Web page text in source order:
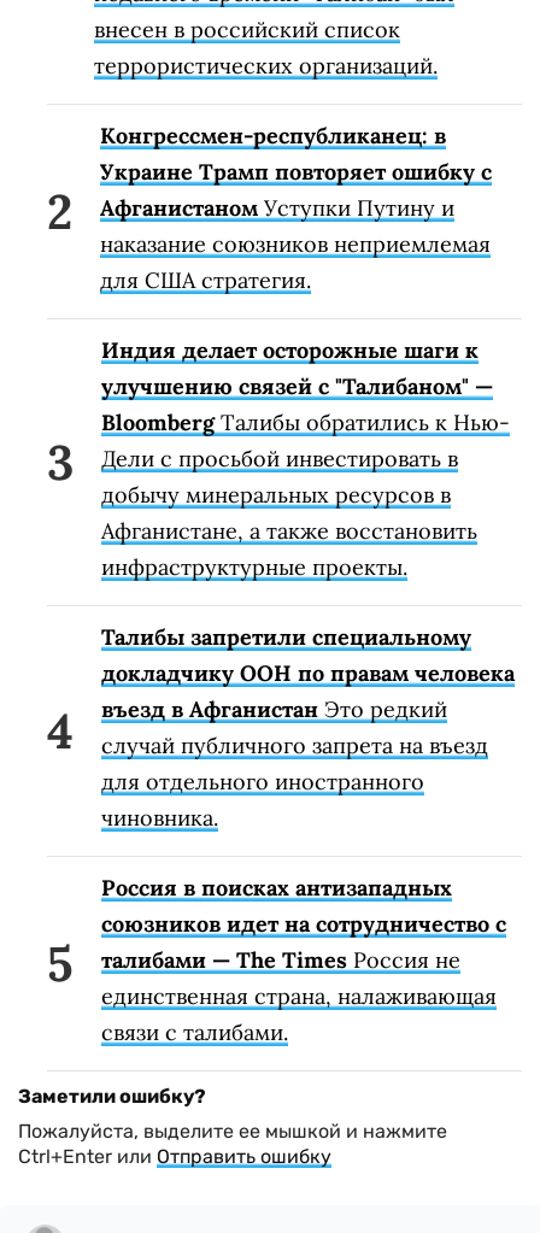
внесен в российский список
террористических организаций.
Конгрессмен-республиканец: в
Украине Трамп повторяет ошибку с
Афганистаном Уступки Путину и
наказание союзников неприемлемая
для США стратегия.
Индия делает осторожные шаги к
улучшению связей с "Талибаном" —
BloombergТалибы обратились к Нью-
Дели с просьбой инвестировать в
добычу минеральных ресурсов в
Афганистане, а также восстановить
инфраструктурные проекты.
Талибы запретили специальному
докладчику ООН по правам человека
въезд в Афганистан Это редкий
случай публичного запрета на въезд
для отдельного иностранного
чиновника.
Россия в поисках антизападных
союзников идет на сотрудничество с
талибами — The Times Россия не
единственная страна, налаживающая
связи с талибами.
Заметили ошибку?
Пожалуйста, выделите ее мышкой и нажмите
Ctrl+Enter или Отправить ошибку